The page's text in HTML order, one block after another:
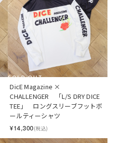
SOLD OUT
DicE Magazine ×
CHALLENGER　「L/S DRY DICE
TEE」　ロングスリーブフットボ
ールティーシャツ
¥14,300(税込)